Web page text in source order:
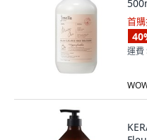
首
40
運費